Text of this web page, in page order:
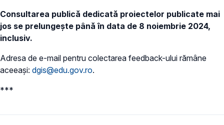
Consultarea publică dedicată proiectelor publicate mai
jos se prelungește până în data de 8 noiembrie 2024,
inclusiv.
Adresa de e-mail pentru colectarea feedback-ului rămâne
aceeași: dgis@edu.gov.ro.
***